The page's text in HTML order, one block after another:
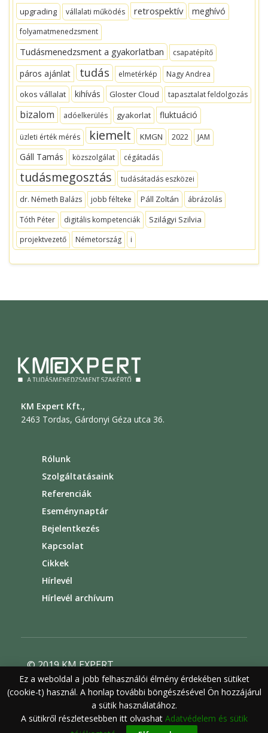
upgrading
vállalati működés retrospektív meghívó
folyamatmenedzsment
Tudásmenedzsment a gyakorlatban csapatépítő
páros ajánlat tudás elmetérkép Nagy Andrea
okos vállalat kihívás Gloster Cloud tapasztalat feldolgozás
bizalom adóelkerülés gyakorlat fluktuáció
üzleti érték mérés kiemelt KMGN 2022 JAM
Gáll Tamás közszolgálat cégátadás
tudásmegosztás
tudásátadás eszközei
dr. Németh Balázs
jobb félteke Páll Zoltán
ábrázolás
Tóth Péter
digitális kompetenciák Szilágyi Szilvia
projektvezető Németország i
KM Expert Kft.,
2463 Tordas, Gárdonyi Géza utca 36.
Rólunk
Szolgáltatásaink
Referenciák
Eseménynaptár
Bejelentkezés
Kapcsolat
Cikkek
Hírlevél
Hírlevél archívum
© 2019 KM EXPERT
Általános szerződési feltételek
Felhasználási feltételek
Adatvédelem
Ez a weboldal a jobb felhasználói élmény érdekében sütiket
(cookie-t) használ. A honlap további böngészésével Ön hozzájárul
a sütik használatához.
A sütikről részletesebben itt olvashat Adatvédelem és sütik